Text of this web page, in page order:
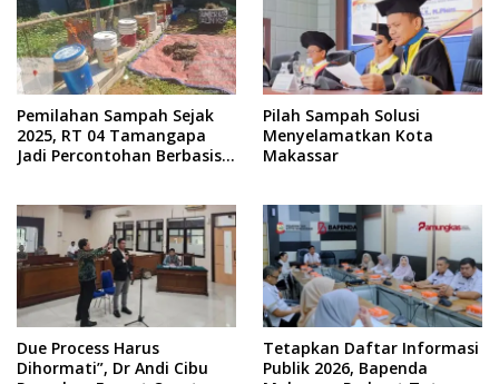
Pemilahan Sampah Sejak
2025, RT 04 Tamangapa
Jadi Percontohan Berbasis
Pilah Sampah Solusi
Menyelamatkan Kota
Makassar
Due Process Harus
Dihormati”, Dr Andi Cibu
Tetapkan Daftar Informasi
Publik 2026, Bapenda